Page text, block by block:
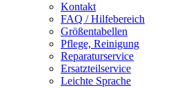
Kontakt
FAQ / Hilfebereich
Größentabellen
Pflege, Reinigung
Reparaturservice
Ersatzteilservice
Leichte Sprache